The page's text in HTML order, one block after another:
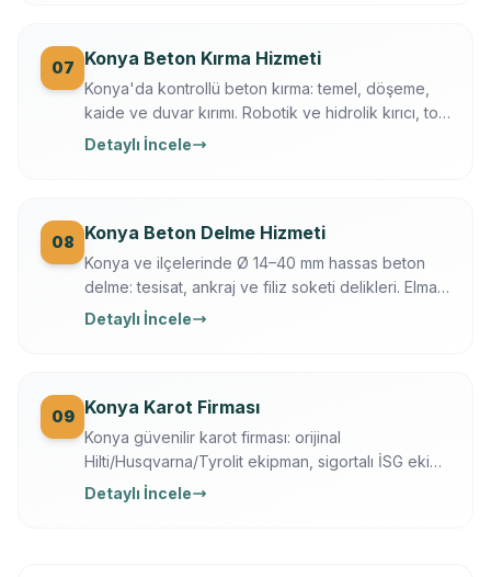
07 Konya Beton Kırma Hizmeti
Konya'da kontrollü beton kırma: temel, döşeme,
kaide ve duvar kırımı. Robotik ve hidrolik kırıcı, toz
bastırma, moloz dahil, sigortalı operasyon.
Detaylı İncele
08 Konya Beton Delme Hizmeti
Konya ve ilçelerinde Ø 14–40 mm hassas beton
delme: tesisat, ankraj ve filiz soketi delikleri. Elmas
karot + darbeli teknik, Ferroscan ile donatı
Detaylı İncele
09 Konya Karot Firması
Konya güvenilir karot firması: orijinal
Hilti/Husqvarna/Tyrolit ekipman, sigortalı İSG ekip,
yazılı garanti, 7/24 ücretsiz keşif. Karot delme,
Detaylı İncele